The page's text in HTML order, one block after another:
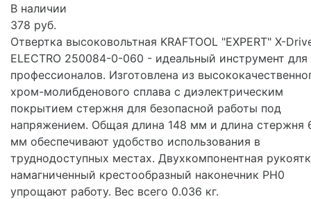
В наличии
378 руб.
Отвертка высоковольтная KRAFTOOL "EXPERT" X-
ELECTRO 250084-0-060 - идеальный инструмент для
профессионалов. Изготовлена из
хром-молибденового сплава с диэлектрическим
покрытием стержня для безопасной работы под
напряжением. Общая длина 148 мм и длина стержня
мм обеспечивают удобство использования в
труднодоступных местах. Двухкомпонентная
намагниченный крестообразный наконечник PH0
упрощают работу. Вес всего 0.036 кг.